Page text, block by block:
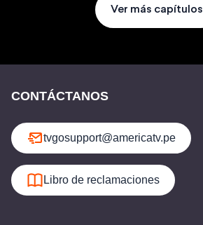
Ver más capítulos
CONTÁCTANOS
tvgosupport@americatv.pe
Libro de reclamaciones